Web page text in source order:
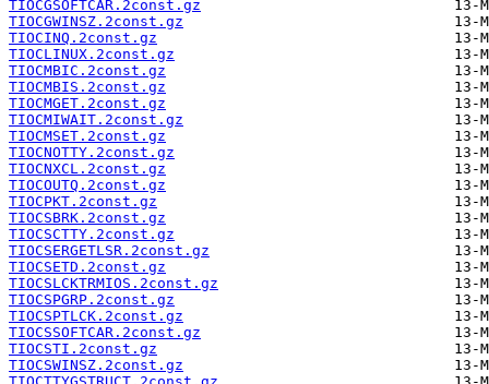
TIOCGSOFTCAR.2const.gz
TIOCGWINSZ.2const.gz
TIOCINQ.2const.gz
TIOCLINUX.2const.gz
TIOCMBIC.2const.gz
TIOCMBIS.2const.gz
TIOCMGET.2const.gz
TIOCMIWAIT.2const.gz
TIOCMSET.2const.gz
TIOCNOTTY.2const.gz
TIOCNXCL.2const.gz
TIOCOUTQ.2const.gz
TIOCPKT.2const.gz
TIOCSBRK.2const.gz
TIOCSCTTY.2const.gz
TIOCSERGETLSR.2const.gz
TIOCSETD.2const.gz
TIOCSLCKTRMIOS.2const.gz
TIOCSPGRP.2const.gz
TIOCSPTLCK.2const.gz
TIOCSSOFTCAR.2const.gz
TIOCSTI.2const.gz
TIOCSWINSZ.2const.gz